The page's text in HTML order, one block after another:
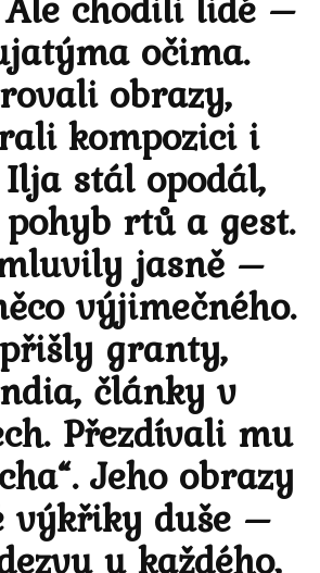
očima.
obrazy,
kompozici i
stál opodál,
rtů a gest.
jasně –
výjimečného.
granty,
články v
Přezdívali mu
Jeho obrazy
výkřiky duše –
u každého,